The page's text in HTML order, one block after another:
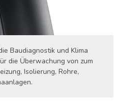
Baudiagnostik und Klima
die Überwachung von zum
Isolierung, Rohre,